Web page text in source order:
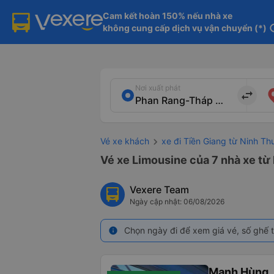
Cam kết hoàn 150% nếu nhà xe
không cung cấp dịch vụ vận chuyển (*)
Nơi xuất phát
import_export
Vé xe khách xe đi Tiền Giang từ Ninh
Vé xe Limousine của 7 nhà xe
Vexere Team
Ngày cập nhật: 06/08/2026
info Chọn ngày đi để xem giá vé, số